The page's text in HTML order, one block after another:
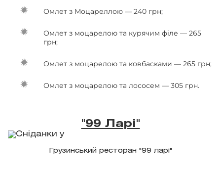
Омлет з Моцареллою — 240 грн;
Омлет з моцарелою та курячим філе — 265
грн;
Омлет з моцарелою та ковбасками — 265 грн;
Омлет з моцарелою та лососем — 305 грн.
"99 Ларі"
Грузинський ресторан "99 ларі"